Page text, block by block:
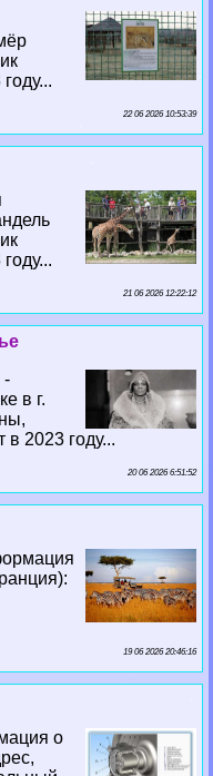
22 06 2026 10:53:39
21 06 2026 12:22:12
-
в г.
2023 году...
20 06 2026 6:51:52
19 06 2026 20:46:16
о